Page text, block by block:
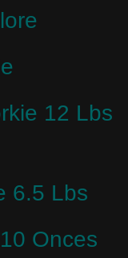
12 Lbs
6.5 Lbs
Onces